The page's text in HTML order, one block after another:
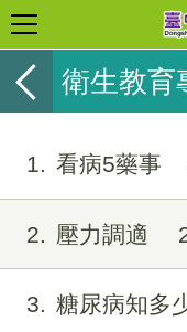
衛生教育
1 看病5藥事
2 壓力調適
3 糖尿病知多